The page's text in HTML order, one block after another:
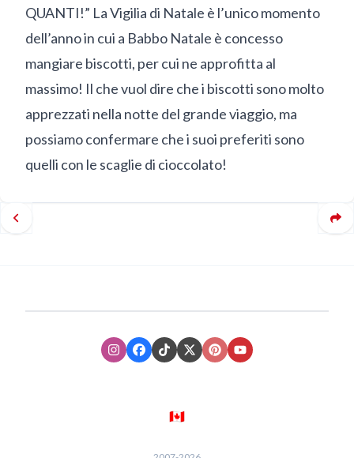
QUANTI!” La Vigilia di Natale è l’unico momento
dell’anno in cui a Babbo Natale è concesso
mangiare biscotti, per cui ne approfitta al
massimo! Il che vuol dire che i biscotti sono molto
apprezzati nella notte del grande viaggio, ma
possiamo confermare che i suoi preferiti sono
quelli con le scaglie di cioccolato!
InstagramFacebook
TikTokXTwitter
PinterestYoutube
🇨🇦